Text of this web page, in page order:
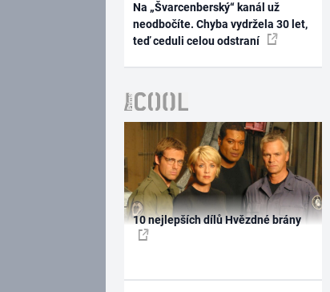
Na „Švarcenberský“ kanál už
neodbočíte. Chyba vydržela 30 let,
teď ceduli celou odstraní
10 nejlepších dílů Hvězdné brány